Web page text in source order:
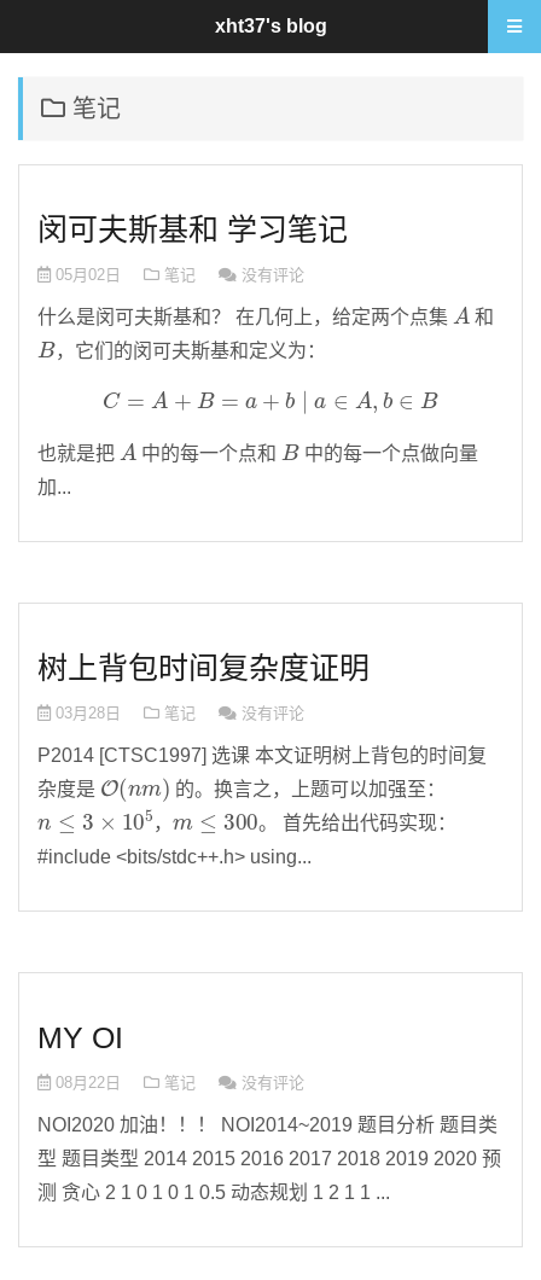
笔记
闵可夫斯基和 学习笔记
05月02日 笔记 没有评论
什么是闵可夫斯基和？ 在几何上，给定两个点集
A
和
B
，它们的闵可夫斯基和定义为：
= A B +b ∣a ∈ A, ∈B
也就是把
A
中的每一个点和
B
中的每一个点做向量
加...
树上背包时间复杂度证明
03月28日 笔记 没有评论
P2014 [CTSC1997] 选课 本文证明树上背包的时间复
杂度是
O( )
的。换言之，上题可以加强至：
3 ×10 5
，
300
。 首先给出代码实现：
#include <bits/stdc++.h> using...
MY OI
08月22日 笔记 没有评论
NOI2020 加油！！！ NOI2014~2019 题目分析 题目类
型 题目类型 2014 2015 2016 2017 2018 2019 2020 预
测 贪心 2 1 0 1 0 1 0.5 动态规划 1 2 1 1 ...
xht37's blog